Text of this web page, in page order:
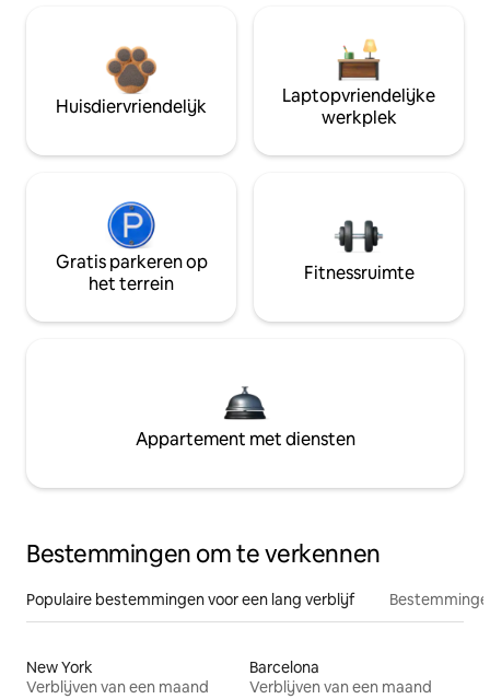
Huisdiervriendelijk
Laptopvriendelijke
werkplek
Gratis parkeren op
het terrein
Fitnessruimte
Appartement met diensten
Bestemmingen om te verkennen
Populaire bestemmingen voor een lang verblijf
New York
Verblijven van een maand
Barcelona
Verblijven van een maand